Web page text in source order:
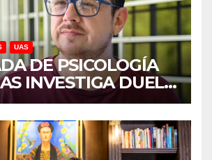
UAS
DE PSICOLOGÍA
INVESTIGA DUELO
Y SOBRECARGA
DE
MAYORES